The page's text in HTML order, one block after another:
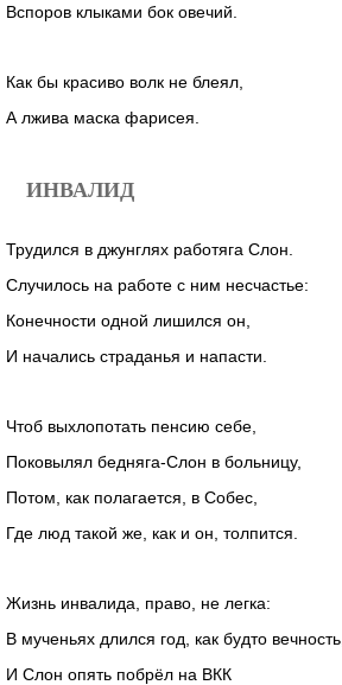
Вспоров клыками бок овечий.
Как бы красиво волк не блеял,
А лжива маска фарисея.
ИНВАЛИД
Трудился в джунглях работяга Слон.
Случилось на работе с ним несчастье:
Конечности одной лишился он,
И начались страданья и напасти.
Чтоб выхлопотать пенсию себе,
Поковылял бедняга-Слон в больницу,
Потом, как полагается, в Собес,
Где люд такой же, как и он, толпится.
Жизнь инвалида, право, не легка:
В мученьях длился год, как будто вечность,
И Слон опять побрёл на ВКК